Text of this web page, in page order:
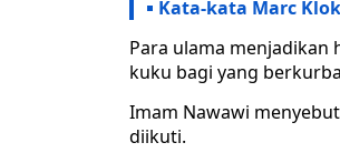
Kata-kata Marc
Para ulama menjadikan
kuku bagi yang
Imam Nawawi
diikuti.